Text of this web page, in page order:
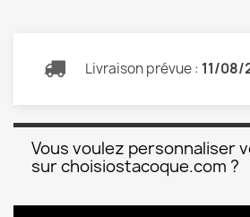
Livraison prévue : 11/08/
Vous voulez personnaliser
sur choisiostacoque.com ?